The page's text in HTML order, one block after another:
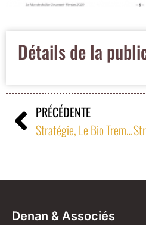
Détails de la
PRÉCÉDENTE
Stratégie, Le Bio Tremplin à l’Export des PME de l’IAA françaises 2
Denan & Associés